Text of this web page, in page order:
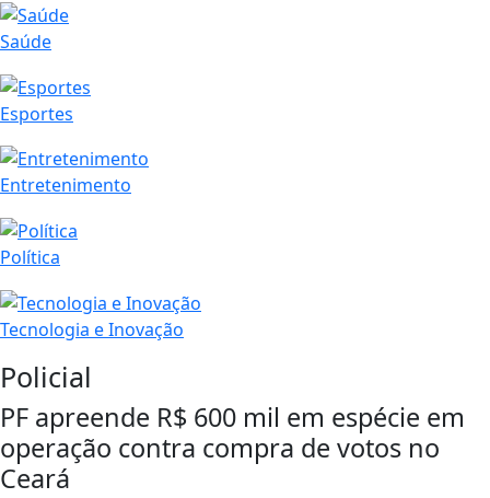
Saúde
Esportes
Entretenimento
Política
Tecnologia e Inovação
Policial
PF apreende R$ 600 mil em espécie em
operação contra compra de votos no
Ceará